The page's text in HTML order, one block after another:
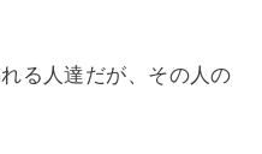
る人達だが、その人の